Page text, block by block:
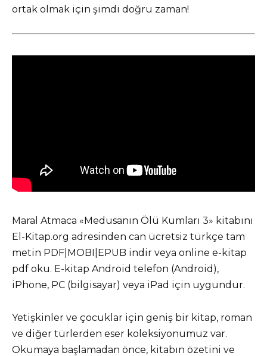
ortak olmak için şimdi doğru zaman!
Maral Atmaca «Medusanın Ölü Kumları 3» kitabını
El-Kitap.org adresinden can ücretsiz türkçe tam
metin PDF|MOBI|EPUB indir veya online e-kitap
pdf oku. E-kitap Android telefon (Android),
iPhone, PC (bilgisayar) veya iPad için uygundur.
Yetişkinler ve çocuklar için geniş bir kitap, roman
ve diğer türlerden eser koleksiyonumuz var.
Okumaya başlamadan önce, kitabın özetini ve